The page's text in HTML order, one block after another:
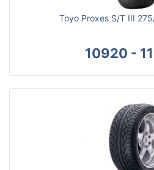
Toyo Proxes S/T III
10920 -